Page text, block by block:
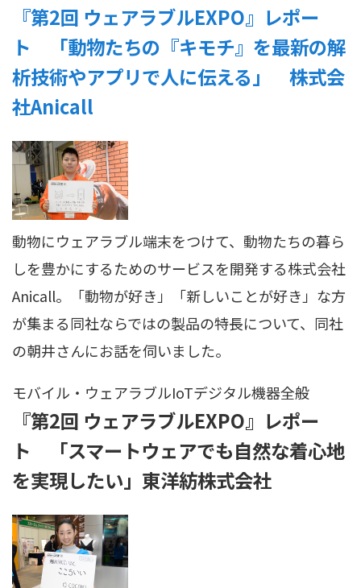
『第2回 ウェアラブルEXPO』レポー
ト 「動物たちの『キモチ』を最新の解
析技術やアプリで人に伝える」 株式会
社Anicall
動物にウェアラブル端末をつけて、動物たちの暮ら
しを豊かにするためのサービスを開発する株式会社
Anicall。「動物が好き」「新しいことが好き」な方
が集まる同社ならではの製品の特長について、同社
の朝井さんにお話を伺いました。
モバイル・ウェアラブルIoTデジタル機器全般
『第2回 ウェアラブルEXPO』レポー
ト 「スマートウェアでも自然な着心地
を実現したい」東洋紡株式会社